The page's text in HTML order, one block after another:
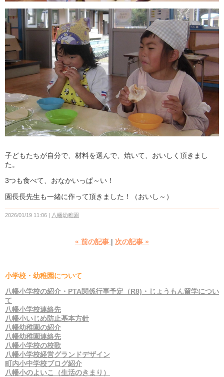
子どもたちが自分で、材料を選んで、焼いて、おいしく頂きまし
た。
3つも食べて、おなかいっぱ～い！
園長長先生も一緒に作って頂きました！（おいし～）
2026/01/19 11:06 八幡幼稚園
« 前の記事 次の記事 »
小学校・幼稚園について
八幡小学校の紹介・PTA関係行事予定（R8)・じょうもん留学につい
て
八幡小学校連絡先
八幡小いじめ防止基本方針
八幡幼稚園の紹介
八幡幼稚園連絡先
八幡小学校の校歌
八幡小学校経営グランドデザイン
町内小中学校ブログ紹介
八幡小のよいこ（生活のきまり）